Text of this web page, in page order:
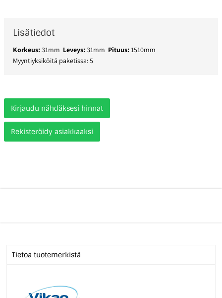
Lisätiedot
Korkeus:31mm Leveys:31mm Pituus:1510mm
Myyntiyksiköitä paketissa: 5
Kirjaudu nähdäksesi hinnat
Rekisteröidy asiakkaaksi
Tietoa tuotemerkistä